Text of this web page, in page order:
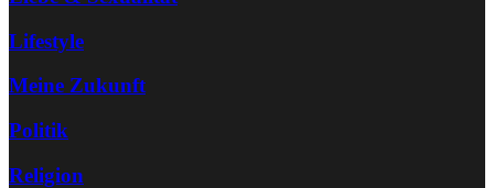
Lifestyle
Meine Zukunft
Politik
Religion